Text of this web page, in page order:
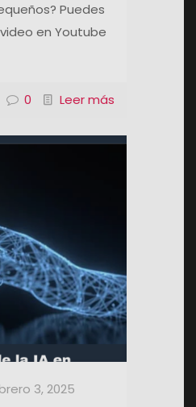
Puedes
en Youtube
0 Leer más
3, 2025